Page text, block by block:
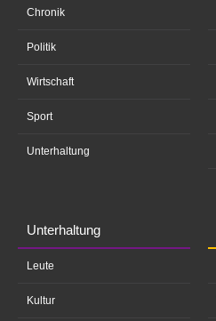
Chronik
Politik
Wirtschaft
Sport
Unterhaltung
Unterhaltung
Leute
Kultur